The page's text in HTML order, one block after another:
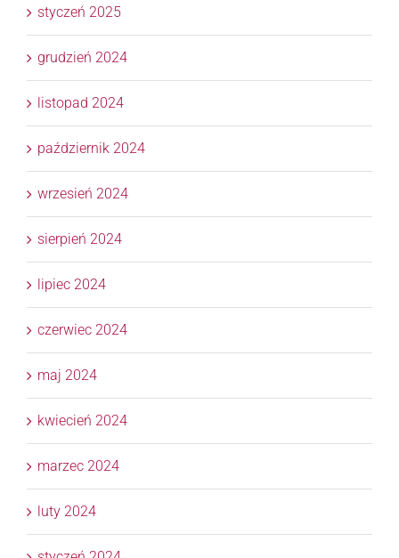
styczeń 2025
grudzień 2024
listopad 2024
październik 2024
wrzesień 2024
sierpień 2024
lipiec 2024
czerwiec 2024
maj 2024
kwiecień 2024
marzec 2024
luty 2024